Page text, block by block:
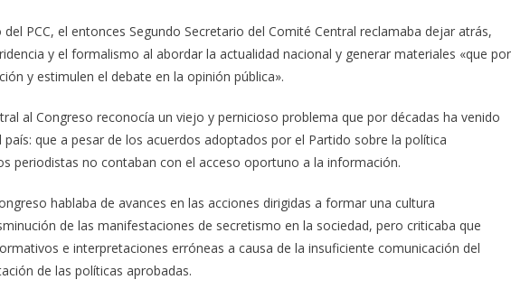
PCC, el entonces Segundo Secretario del Comité Central reclamaba dejar atrás,
y el formalismo al abordar la actualidad nacional y generar materiales «que por
y estimulen el debate en la opinión pública».
al Congreso reconocía un viejo y pernicioso problema que por décadas ha venido
que a pesar de los acuerdos adoptados por el Partido sobre la política
periodistas no contaban con el acceso oportuno a la información.
hablaba de avances en las acciones dirigidas a formar una cultura
de las manifestaciones de secretismo en la sociedad, pero criticaba que
e interpretaciones erróneas a causa de la insuficiente comunicación del
de las políticas aprobadas.